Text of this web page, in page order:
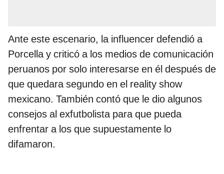
Ante este escenario, la influencer defendió a
Porcella y criticó a los medios de comunicación
peruanos por solo interesarse en él después de
que quedara segundo en el reality show
mexicano. También contó que le dio algunos
consejos al exfutbolista para que pueda
enfrentar a los que supuestamente lo
difamaron.